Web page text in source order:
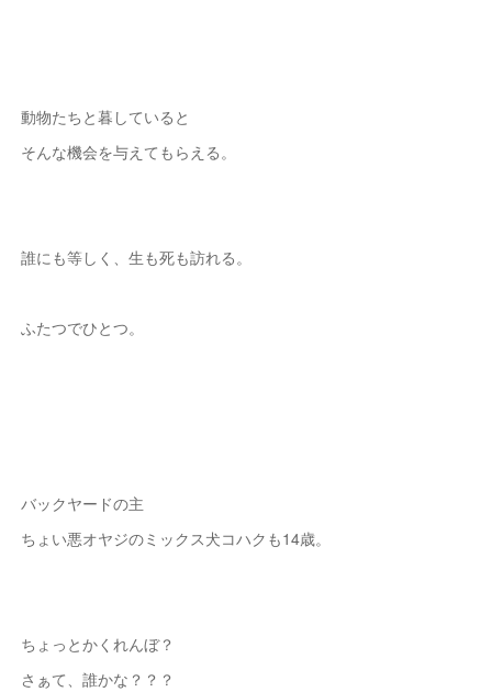
動物たちと暮していると
そんな機会を与えてもらえる。
誰にも等しく、生も死も訪れる。
ふたつでひとつ。
バックヤードの主
ちょい悪オヤジのミックス犬コハクも14歳。
ちょっとかくれんぼ？
さぁて、誰かな？？？